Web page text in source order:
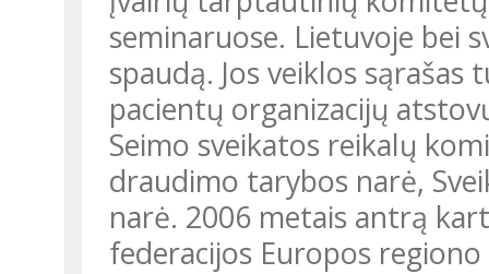
seminaruose. Lietuvoje bei
spaudą. Jos veiklos
pacientų organizacijų
Seimo sveikatos reikalų
draudimo tarybos narė,
narė. 2006 metais antrą
federacijos Europos